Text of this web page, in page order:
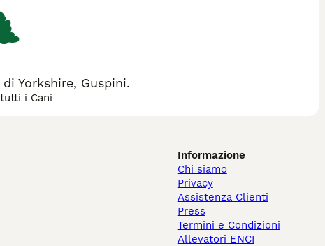
Yorkshire, Guspini.
i Cani
Informazione
Chi siamo
Privacy
Assistenza Clienti
Press
Termini e Condizioni
Allevatori ENCI